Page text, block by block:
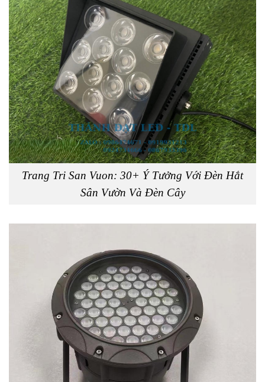
Trang Tri San Vuon: 30+ Ý Tưởng Với Đèn Hắt
Sân Vườn Và Đèn Cây